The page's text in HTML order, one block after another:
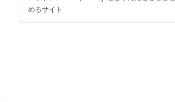
めるサイト